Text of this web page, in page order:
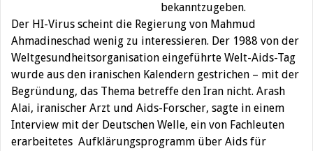
bekanntzugeben.
Der HI-Virus scheint die Regierung von Mahmud
Ahmadineschad wenig zu interessieren. Der 1988 von der
Weltgesundheitsorganisation eingeführte Welt-Aids-Tag
wurde aus den iranischen Kalendern gestrichen – mit der
Begründung, das Thema betreffe den Iran nicht. Arash
Alai, iranischer Arzt und Aids-Forscher, sagte in einem
Interview mit der Deutschen Welle, ein von Fachleuten
erarbeitetes Aufklärungsprogramm über Aids für